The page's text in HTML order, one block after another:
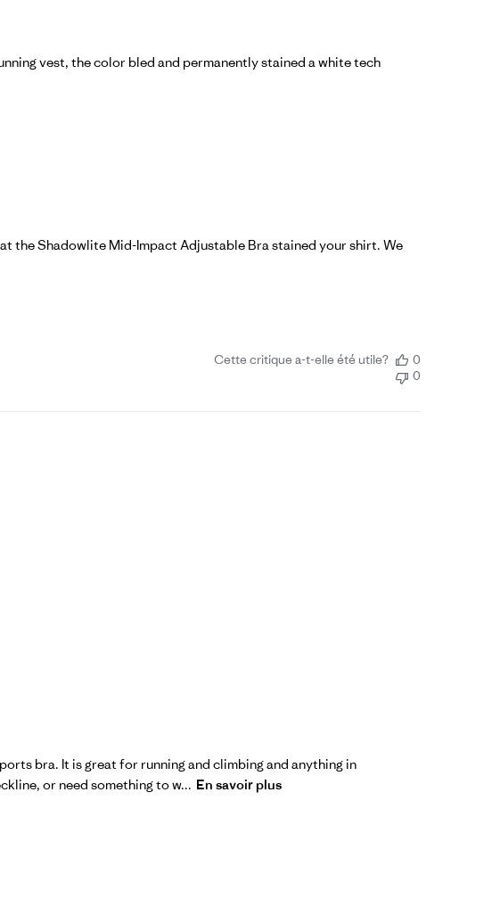
vest, the color bled and permanently stained a white tech
the Shadowlite Mid-Impact Adjustable Bra stained your shirt. We
Cette critique a-t-elle été utile?
0
0
bra. It is great for running and climbing and anything in
or need something to w... En savoir plus